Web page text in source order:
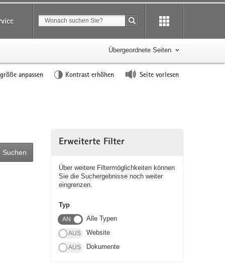
Suchbegriff
Suche starten
Übergeordnete Seiten
anpassen Kontrast erhöhen Seite vorlesen
Suchen
Erweiterte Filter
Über weitere Filtermöglichkeiten können
Sie die Suchergebnisse noch weiter
eingrenzen.
Typ
Alle Typen
Website
Dokumente